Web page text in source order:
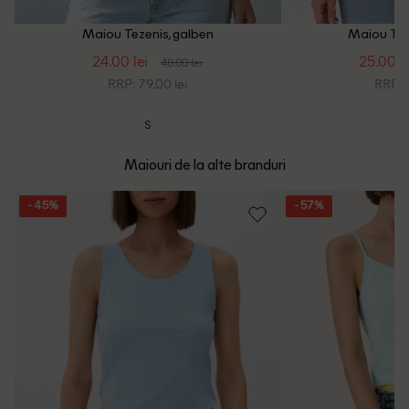
Maiou Tezenis, galben
24.00 lei 48.00 lei
RRP: 79.00 lei
S
Maiou
25.00
RRP:
Maiouri de la alte branduri
- 45% - 57%